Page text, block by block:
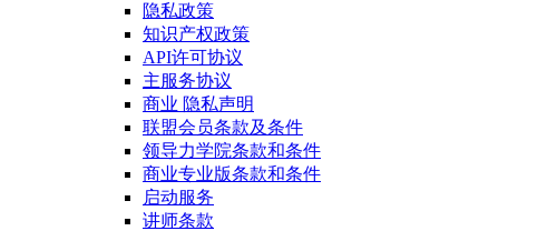
隐私政策
知识产权政策
API许可协议
主服务协议
商业 隐私声明
联盟会员条款及条件
领导力学院条款和条件
商业专业版条款和条件
启动服务
讲师条款